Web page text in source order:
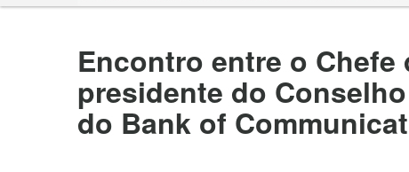
Encontro entre o
presidente do
do Bank of